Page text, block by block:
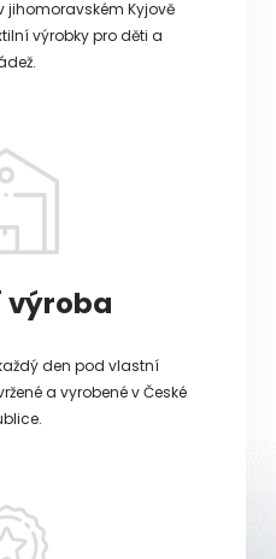
jihomoravském Kyjově
výrobky pro děti a
výroba
den pod vlastní
a vyrobené v České